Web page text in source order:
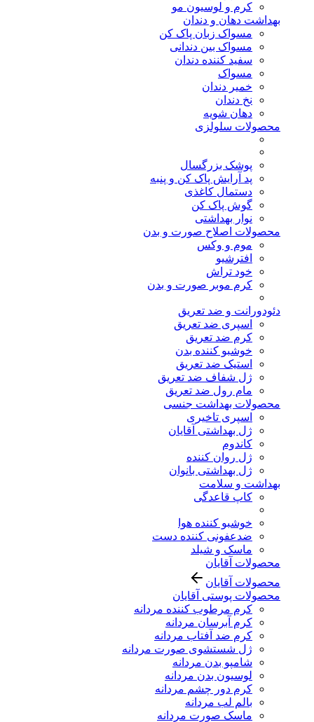
کرم و لوسیون مو
بهداشت دهان و دندان
مسواک زبان پاک کن
مسواک بین دندانی
سفید کننده دندان
مسواک
خمیر دندان
نخ دندان
دهان شویه
محصولات سلولزی
پوشک بزرگسال
پد آرایش پاک کن و پنبه
دستمال کاغذی
گوش پاک کن
نوار بهداشتی
محصولات اصلاح صورت و بدن
موم و وکس
افترشیو
خود تراش
کرم موبر صورت و بدن
دئودورانت و ضد تعریق
اسپری ضد تعریق
کرم ضد تعریق
خوشبو کننده بدن
استیک ضد تعریق
ژل شفاف ضد تعریق
مام رول ضد تعریق
محصولات بهداشت جنسی
اسپری تاخیری
ژل بهداشتی آقایان
کاندوم
ژل روان کننده
ژل بهداشتی بانوان
بهداشت و سلامت
کاپ قاعدگی
خوشبو کننده هوا
ضدعفونی کننده دست
ماسک و شیلد
محصولات آقایان
محصولات آقایان
محصولات پوستی آقایان
کرم مرطوب کننده مردانه
کرم آبرسان مردانه
کرم ضد آفتاب مردانه
ژل شستشوی صورت مردانه
شامپو بدن مردانه
لوسیون بدن مردانه
کرم دور چشم مردانه
بالم لب مردانه
ماسک صورت مردانه